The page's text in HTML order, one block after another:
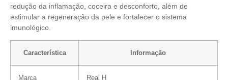
redução da inflamação, coceira e desconforto, além de
estimular a regeneração da pele e fortalecer o sistema
imunológico.
Característica Informação
Marca Real H